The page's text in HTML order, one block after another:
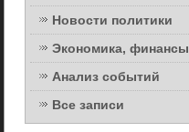
Новости политики
Экономика, финансы
Анализ событий
Все записи